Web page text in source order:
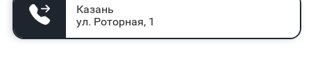
Казань
ул. Роторная, 1